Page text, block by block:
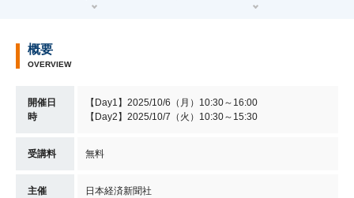
概要
OVERVIEW
開催日
時
【Day1】2025/10/6（月）10:30～16:00
【Day2】2025/10/7（火）10:30～15:30
受講料 無料
主催 日本経済新聞社